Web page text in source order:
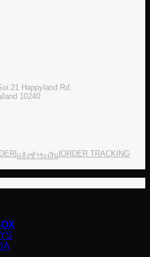
Happyland Rd.
10240
แจ้งชำระเงิน ORDER TRACKING